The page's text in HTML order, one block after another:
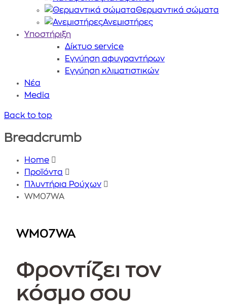
Θερμαντικά σώματα
Ανεμιστήρες
Υποστήριξη
Δίκτυο service
Εγγύηση αφυγραντήρων
Εγγύηση κλιματιστικών
Nέα
Media
Back to top
Breadcrumb
Home
Προϊόντα
Πλυντήρια Ρούχων
WM07WA
WM07WA
Φροντίζει τον
κόσμο σου